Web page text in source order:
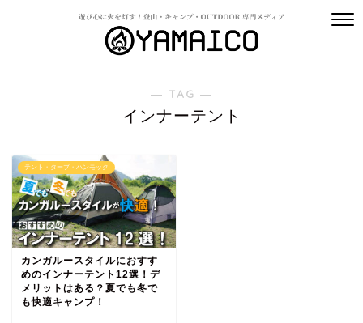
― TAG ―
インナーテント
テント・タープ・ハンモック
カンガルースタイルにおすす
めのインナーテント12選！デ
メリットはある？夏でも冬で
も快適キャンプ！